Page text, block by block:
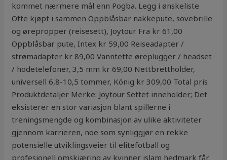
kommet nærmere mål enn Pogba. Legg i ønskeliste
Ofte kjøpt i sammen Oppblåsbar nakkepute, sovebrille
og ørepropper (reisesett), Joytour Fra kr 61,00
Oppblåsbar pute, Intex kr 59,00 Reiseadapter /
strømadapter kr 89,00 Vanntette øreplugger / headset
/ hodetelefoner, 3,5 mm kr 69,00 Nettbrettholder,
universell 6,8-10,5 tommer, König kr 309,00 Total pris
Produktdetaljer Merke: Joytour Settet inneholder; Det
eksisterer en stor variasjon blant spillerne i
treningsmengde og kombinasjon av ulike aktiviteter
gjennom karrieren, noe som synliggjør en rekke
potensielle utviklingsveier til elitefotball og
profesjonell omskjæring av kvinner islam hedmark får